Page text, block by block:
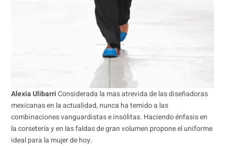
Alexia UlibarriConsiderada la mas atrevida de las diseñadoras
mexicanas en la actualidad, nunca ha temido a las
combinaciones vanguardistas e insólitas. Haciendo énfasis en
la corsetería y en las faldas de gran volumen propone el uniforme
ideal para la mujer de hoy.